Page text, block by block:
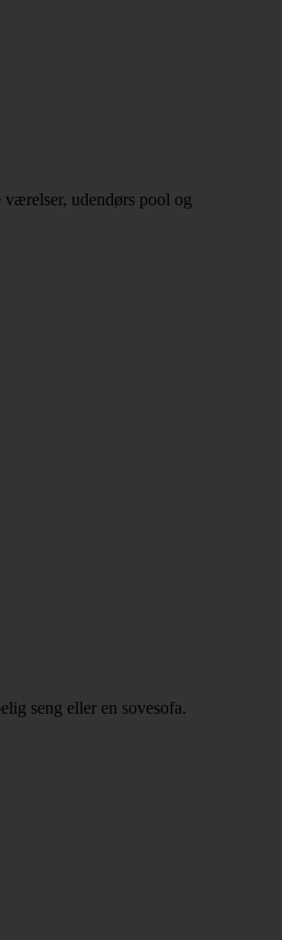
værelser, udendørs pool og
seng eller en sovesofa.